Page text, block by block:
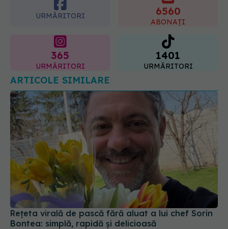
URMĂRITORI 6560
ABONAȚI
365
URMĂRITORI
1401
URMĂRITORI
ARTICOLE SIMILARE
Rețeta virală de pască fără aluat a lui chef Sorin
Bontea: simplă, rapidă și delicioasă